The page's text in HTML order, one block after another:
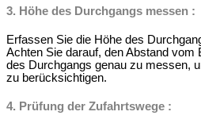
3. Höhe des Durchgangs messen :
Erfassen Sie die Höhe des
Achten Sie darauf, den Abstand vom
des Durchgangs genau zu messen,
zu berücksichtigen.
4. Prüfung der Zufahrtswege :